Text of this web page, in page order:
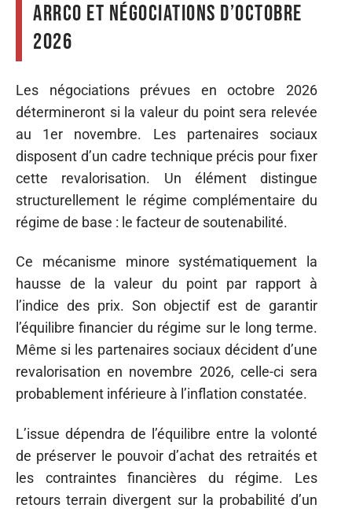
Arrco et négociations d’octobre
2026
Les négociations prévues en octobre 2026
détermineront si la valeur du point sera relevée
au 1er novembre. Les partenaires sociaux
disposent d’un cadre technique précis pour fixer
cette revalorisation. Un élément distingue
structurellement le régime complémentaire du
régime de base : le facteur de soutenabilité.
Ce mécanisme minore systématiquement la
hausse de la valeur du point par rapport à
l’indice des prix. Son objectif est de garantir
l’équilibre financier du régime sur le long terme.
Même si les partenaires sociaux décident d’une
revalorisation en novembre 2026, celle-ci sera
probablement inférieure à l’inflation constatée.
L’issue dépendra de l’équilibre entre la volonté
de préserver le pouvoir d’achat des retraités et
les contraintes financières du régime. Les
retours terrain divergent sur la probabilité d’un